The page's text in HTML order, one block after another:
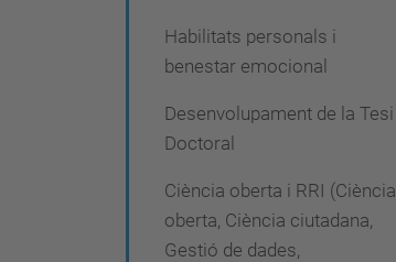
Habilitats personals i
benestar emocional
Desenvolupament de la Tesi
Doctoral
Ciència oberta i RRI (Ciència
oberta, Ciència ciutadana,
Gestió de dades,